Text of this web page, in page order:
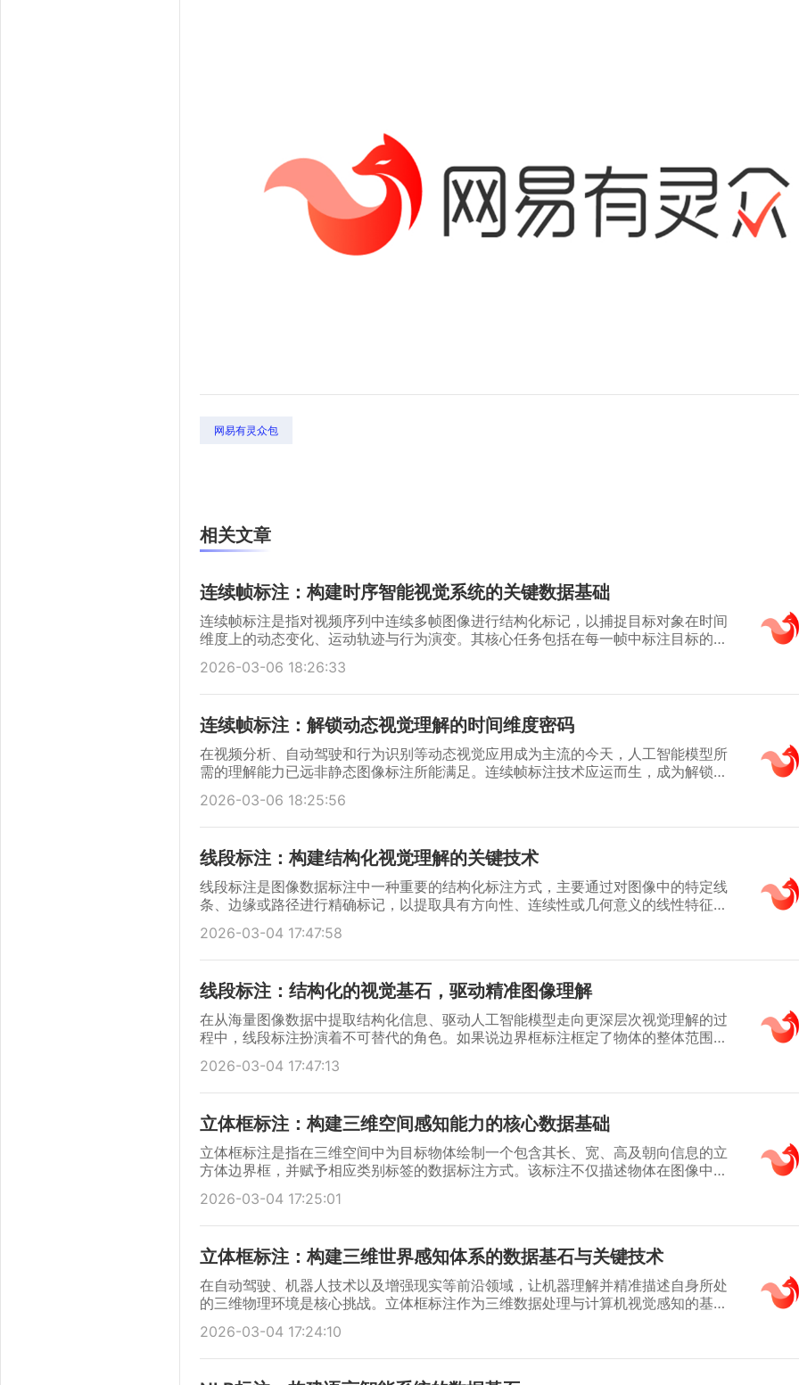
网易有灵众包
相关文章
连续帧标注：构建时序智能视觉系统的关键数据基础
连续帧标注是指对视频序列中连续多帧图像进行结构化标记，以捕捉目标对象在时间
维度上的动态变化、运动轨迹与行为演变。其核心任务包括在每一帧中标注目标的位
解、行为识别、运动预测及具身智能等时序模型的关键数据，连续帧标注广泛应用于
自动驾驶、智能监控、体育分析、工业过程追踪及人机交互等领域，是实现机器对动
2026-03-06 18:26:33
连续帧标注：解锁动态视觉理解的时间维度密码
在视频分析、自动驾驶和行为识别等动态视觉应用成为主流的今天，人工智能模型所
需的理解能力已远非静态图像标注所能满足。连续帧标注技术应运而生，成为解锁视
行孤立的打标，而是将整个视频序列视为一个有机整体，通过对目标物体或事件在时
间轴上进行持续、一致的追踪和标记，构建出动态的、结构化的时空数据。这项技术
续帧标注的精髓、方法与挑战，是构建下一代动态视觉智能系统的必经之路。
2026-03-06 18:25:56
线段标注：构建结构化视觉理解的关键技术
线段标注是图像数据标注中一种重要的结构化标注方式，主要通过对图像中的特定线
条、边缘或路径进行精确标记，以提取具有方向性、连续性或几何意义的线性特征。
线、曲线，用于描述车道线、电力线、建筑轮廓、血管走向、裂缝轨迹等关键结构信
息。作为计算机视觉模型训练的基础数据，线段标注在自动驾驶、工业质检、医疗影
的关键支撑。
2026-03-04 17:47:58
线段标注：结构化的视觉基石，驱动精准图像理解
在从海量图像数据中提取结构化信息、驱动人工智能模型走向更深层次视觉理解的过
程中，线段标注扮演着不可替代的角色。如果说边界框标注框定了物体的整体范围，
结构。它不仅是计算机视觉领域一项重要的数据标注方法，更是连接原始像素信息与
高层几何理解、场景解析的关键桥梁。从车道线的连续路径到建筑结构的清晰边缘，
别、分割和理解这些关键视觉元素的"真值"燃料。深入探究线段标注的技术内涵、流
程方法与应用价值，是构建鲁棒、精准的视觉感知系统的基础。
2026-03-04 17:47:13
立体框标注：构建三维空间感知能力的核心数据基础
立体框标注是指在三维空间中为目标物体绘制一个包含其长、宽、高及朝向信息的立
方体边界框，并赋予相应类别标签的数据标注方式。该标注不仅描述物体在图像中的
三维目标检测、场景理解与空间定位模型的关键监督信号，立体框标注广泛应用于自
动驾驶、智能机器人、数字孪生、工业自动化等领域，是实现机器对物理世界深度感
2026-03-04 17:25:01
立体框标注：构建三维世界感知体系的数据基石与关键技术
在自动驾驶、机器人技术以及增强现实等前沿领域，让机器理解并精准描述自身所处
的三维物理环境是核心挑战。立体框标注作为三维数据处理与计算机视觉感知的基石
像中的边界框，三维立体框标注旨在为三维空间中的目标物体提供一个紧密贴合其空
间轮廓、并完整描述其位置、朝向与尺寸的立方体表示。这种结构化的数据标注，是
2026-03-04 17:24:10